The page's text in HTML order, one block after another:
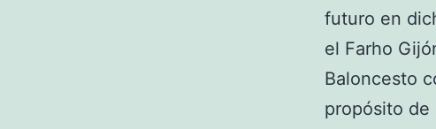
futuro en
el Farho
Baloncesto
propósito de